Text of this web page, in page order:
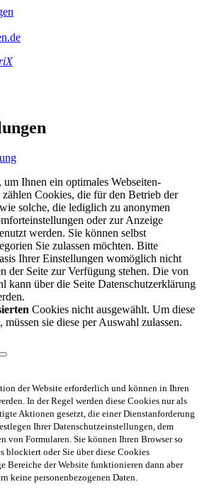
Ihnen ein optimales Webseiten-
Cookies, die für den Betrieb der
solche, die lediglich zu anonymen
oder zur Anzeige
werden. Sie können selbst
Sie zulassen möchten. Bitte
Ihrer Einstellungen womöglich nicht
der Seite zur Verfügung stehen. Die von
kann über die Seite Datenschutzerklärung
Cookies nicht ausgewählt. Um diese
müssen sie diese per Auswahl zulassen.
der Website erforderlich und können in Ihren
In der Regel werden diese Cookies nur als
Aktionen gesetzt, die einer Dienstanforderung
Ihrer Datenschutzeinstellungen, dem
von Formularen. Sie können Ihren Browser so
blockiert oder Sie über diese Cookies
Bereiche der Website funktionieren dann aber
keine personenbezogenen Daten.